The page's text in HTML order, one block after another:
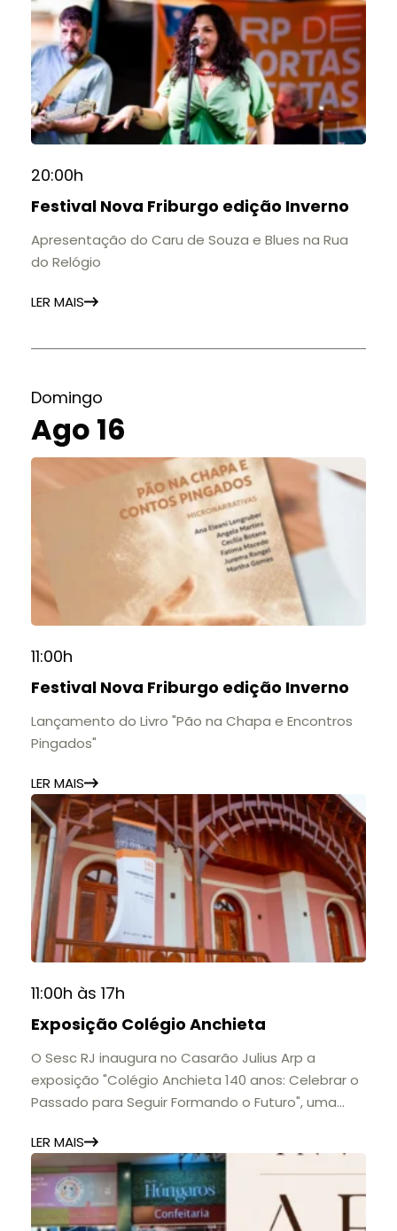
20:00h
Festival Nova Friburgo edição Inverno
Apresentação do Caru de Souza e Blues na Rua
do Relógio
LER MAIS
Domingo
Ago 16
11:00h
Festival Nova Friburgo edição Inverno
Lançamento do Livro "Pão na Chapa e Encontros
Pingados"
LER MAIS
11:00h às 17h
Exposição Colégio Anchieta
O Sesc RJ inaugura no Casarão Julius Arp a
exposição "Colégio Anchieta 140 anos: Celebrar o
Passado para Seguir Formando o Futuro", uma
importantes instituições de ensino de Nova
Friburgo e do Brasil.
A mostra convida o público a conhecer o legado
do Colégio Anchieta por meio de documentos,
LER MAIS